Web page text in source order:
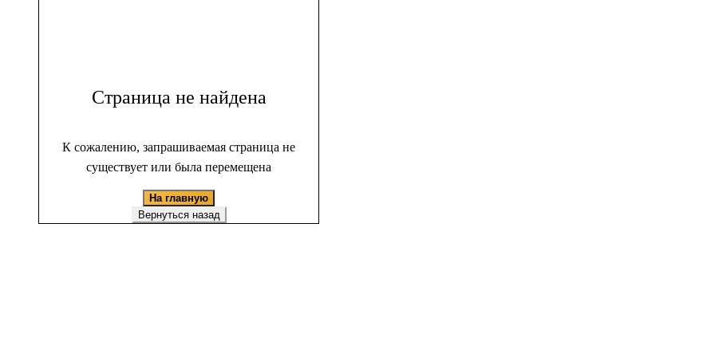
Страница не найдена
К сожалению, запрашиваемая страница не
существует или была перемещена
На главную
Вернуться назад